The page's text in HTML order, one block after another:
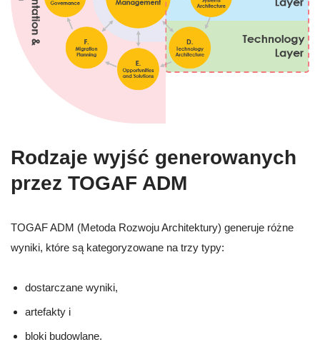
Rodzaje wyjść generowanych
przez TOGAF ADM
TOGAF ADM (Metoda Rozwoju Architektury) generuje różne
wyniki, które są kategoryzowane na trzy typy:
dostarczane wyniki,
artefakty i
bloki budowlane.